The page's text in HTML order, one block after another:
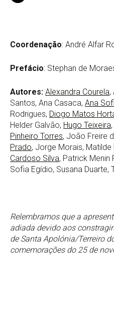
Coordenação: André Alfar
Prefácio: Stephan de
Autores: Alexandra Courela,
Santos, Ana Casaca, Ana
Rodrigues, Diogo Matos
Helder Galvão, Hugo Teixeira
Pinheiro Torres, João Freire
Prado, Jorge Morais,
Cardoso Silva, Patrick Menin
Sofia Egídio, Susana Duarte,
Relembramos que a
adiada devido aos
de Santa Apolónia/Terreiro
comemorações do 25 de